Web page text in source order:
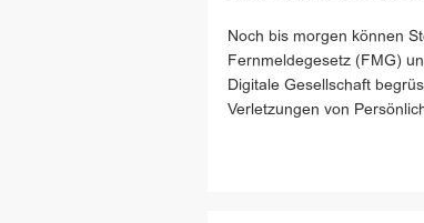
Noch bis morgen können
Fernmeldegesetz (FMG)
Digitale Gesellschaft
Verletzungen von